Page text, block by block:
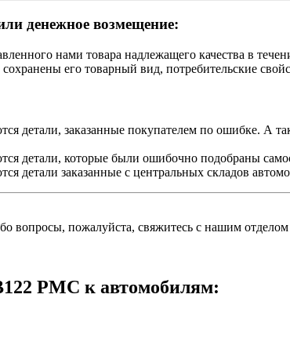
денежное возмещение:
нами товара надлежащего качества в
сохранены его товарный вид, потребительские
детали, заказанные покупателем по ошибке. А
детали, которые были ошибочно подобраны
детали заказанные с центральных складов
вопросы, пожалуйста, свяжитесь с нашим
PMC к автомобилям: